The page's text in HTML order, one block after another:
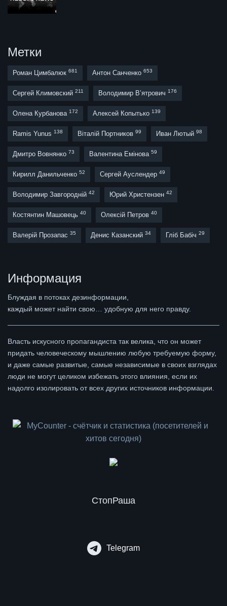
Метки
Роман Цимбалюк 681 Антон Санченко 653
Сергей Климовский 211 Володимир В’ятрович 176
Олена Курбанова 172 Алексей Копытько 139
Ramis Yunus 138 Віталій Портников 99 Иван Лютый 98
Дмитро Вовнянко 73 Валентина Емінова 59
Кирилл Данильченко 52 Сергей Ауслендер 49
Володимир Завгородній 42 Юрий Христензен 42
Костянтин Машовець 40 Олексій Петров 40
Валерій Прозапас 35 Денис Казанский 34 Гліб Бабіч 29
Информация
Блуждая в потоках дезинформации,
каждый может найти свою… удобную для него правду.
Власть искусного пропагандиста так велика, что он может
придать человеческому мышлению любую требуемую форму,
и даже самые развитые, самые независимые в своих взглядах
люди не могут целиком избежать этого влияния, если их
надолго изолировать от всех других источников информации.
СтопРаша
Telegram